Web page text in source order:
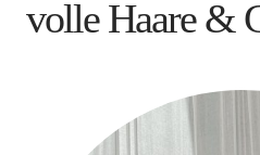
volle Haare &